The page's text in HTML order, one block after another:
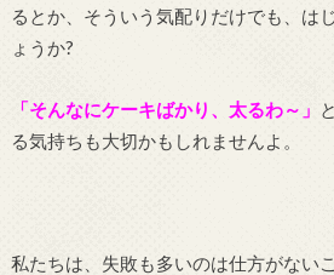
るとか、そういう気配りだけでも、は
ょうか?
「そんなにケーキばかり、太るわ～」
る気持ちも大切かもしれませんよ。
私たちは、失敗も多いのは仕方がない